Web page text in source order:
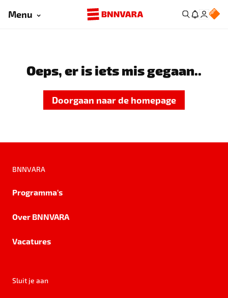
Menu
Oeps, er is iets mis gegaan..
Doorgaan naar de homepage
BNNVARA
Programma's
Over BNNVARA
Vacatures
Sluit je aan